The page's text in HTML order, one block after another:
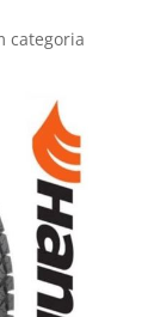
categoria